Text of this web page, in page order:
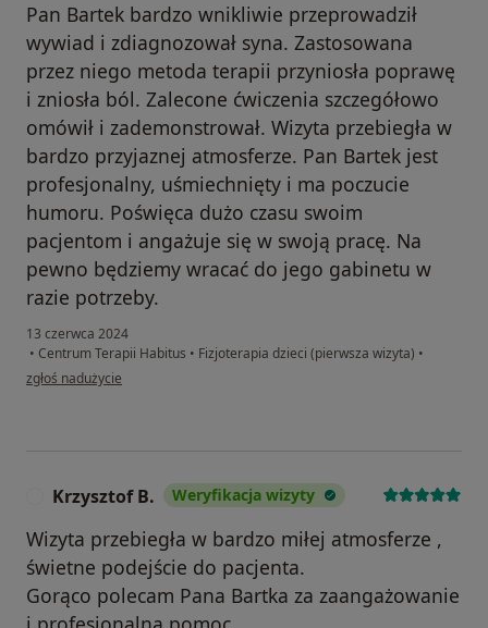
Pan Bartek bardzo wnikliwie przeprowadził
wywiad i zdiagnozował syna. Zastosowana
przez niego metoda terapii przyniosła poprawę
i zniosła ból. Zalecone ćwiczenia szczegółowo
omówił i zademonstrował. Wizyta przebiegła w
bardzo przyjaznej atmosferze. Pan Bartek jest
profesjonalny, uśmiechnięty i ma poczucie
humoru. Poświęca dużo czasu swoim
pacjentom i angażuje się w swoją pracę. Na
pewno będziemy wracać do jego gabinetu w
razie potrzeby.
13 czerwca 2024
• Centrum Terapii Habitus • Fizjoterapia dzieci (pierwsza wizyta) •
w opinii użytkownika Małgorzata Niewiadomska
zgłoś nadużycie
Krzysztof B. Weryfikacja wizyty
Wizyta przebiegła w bardzo miłej atmosferze ,
świetne podejście do pacjenta.
Gorąco polecam Pana Bartka za zaangażowanie